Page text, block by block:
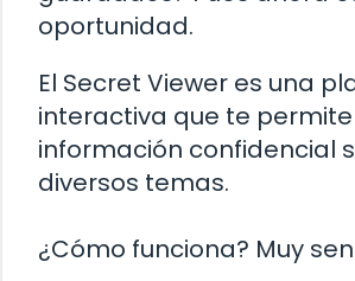
oportunidad.
El Secret Viewer es una
interactiva que te
información confidencial
diversos temas.
¿Cómo funciona? Muy